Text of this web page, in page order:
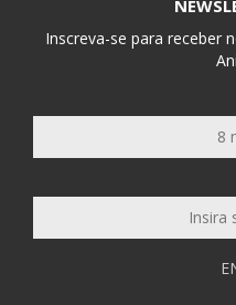
Inscreva-se para receber